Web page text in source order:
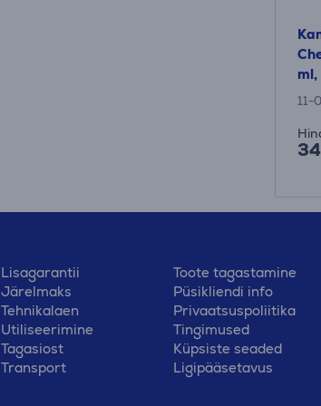
11-
Lisagarantii
Järelmaks
Tehnikalaen
Utiliseerimine
Tagasiost
Transport
Toote tagastamine
Püsikliendi info
Privaatsuspoliitika
Tingimused
Küpsiste seaded
Ligipääsetavus